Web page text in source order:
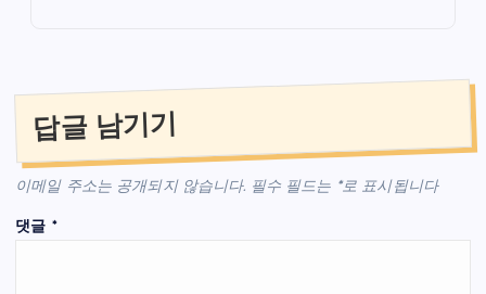
답글 남기기
이메일 주소는 공개되지 않습니다. 필수 필드는 *로 표시됩니다
댓글 *